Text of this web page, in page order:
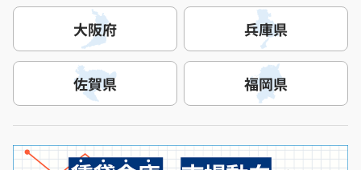
大阪府 兵庫県
佐賀県 福岡県